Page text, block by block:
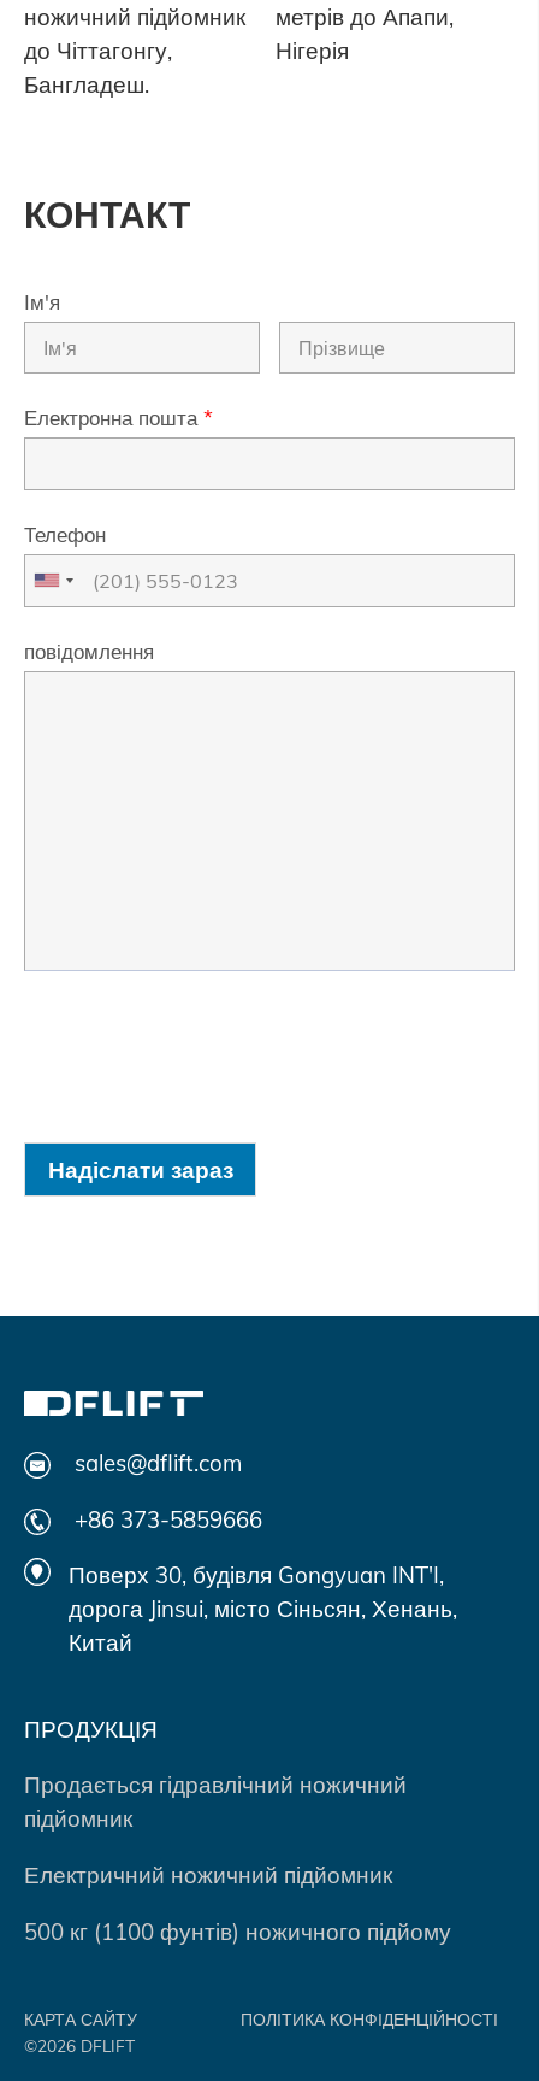
ножичний підйомник
до Чіттагонгу,
Бангладеш.
метрів до Апапи,
Нігерія
КОНТАКТ
Ім'я
Електронна пошта *
Телефон
повідомлення
Надіслати зараз
sales@dflift.com
+86 373-5859666
Поверх 30, будівля Gongyuan INT'I,
дорога Jinsui, місто Сіньсян, Хенань,
Китай
ПРОДУКЦІЯ
Продається гідравлічний ножичний
підйомник
Електричний ножичний підйомник
500 кг (1100 фунтів) ножичного підйому
КАРТА САЙТУ
ПОЛІТИКА КОНФІДЕНЦІЙНОСТІ
©2026 DFLIFT